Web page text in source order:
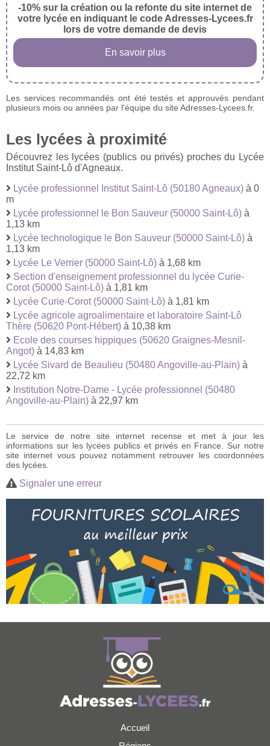
-10% sur la création ou la refonte du site internet de
votre lycée en indiquant le code Adresses-Lycees.fr
lors de votre demande de devis
En savoir plus
Les services recommandés ont été testés et approuvés pendant
plusieurs mois ou années par l'équipe du site Adresses-Lycees.fr.
Les lycées à proximité
Découvrez les lycées (publics ou privés) proches du Lycée
Institut Saint-Lô d'Agneaux.
Lycée professionnel Institut Saint-Lô (50180 Agneaux) à 0
m
Lycée professionnel le Bon Sauveur (50000 Saint-Lô) à
1,13 km
Lycée technologique le Bon Sauveur (50000 Saint-Lô) à
1,13 km
Lycée Le Verrier (50000 Saint-Lô) à 1,68 km
Section d'enseignement professionnel du lycée Curie-
Corot (50000 Saint-Lô) à 1,81 km
Lycée Curie-Corot (50000 Saint-Lô) à 1,81 km
Lycée agricole agroalimentaire et laboratoire Saint-Lô
Thère (50620 Pont-Hébert) à 10,38 km
Ecole des courses hippiques (50620 Graignes-Mesnil-
Angot) à 14,83 km
Lycée Sivard de Beaulieu (50480 Angoville-au-Plain) à
22,72 km
Institution Notre-Dame - Lycée professionnel (50480
Angoville-au-Plain) à 22,97 km
Le service de notre site internet recense et met à jour les
informations sur les lycées publics et privés en France. Sur notre
site internet vous pouvez notamment retrouver les coordonnées
des lycées.
Signaler une erreur
Accueil